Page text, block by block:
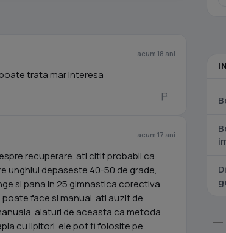
acum 18 ani
trata mar interesa
acum 17 ani
recuperare. ati citit probabil ca
unghiul depaseste 40-50 de grade,
si pana in 25 gimnastica corectiva.
face si manual. ati auzit de
alaturi de aceasta ca metoda
cu lipitori. ele pot fi folosite pe